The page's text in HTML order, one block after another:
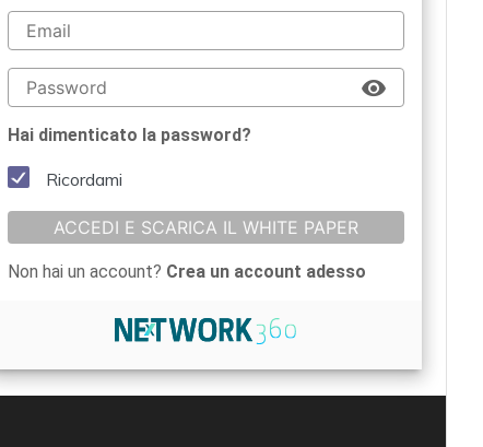
Hai dimenticato la password?
Ricordami
ACCEDI E SCARICA IL WHITE PAPER
Non hai un account? Crea un account adesso